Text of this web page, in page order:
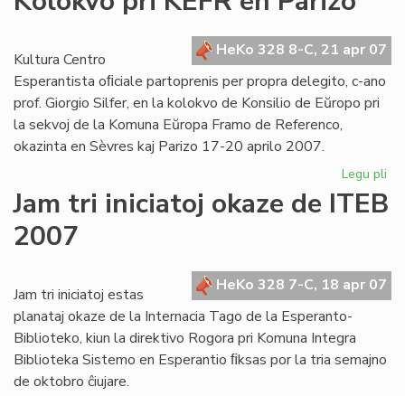
HeKo 328 8-C, 21 apr 07
Kultura Centro
Esperantista oﬁciale partoprenis per propra delegito, c-ano
prof. Giorgio Silfer, en la kolokvo de Konsilio de Eŭropo pri
la sekvoj de la Komuna Eŭropa Framo de Referenco,
okazinta en Sèvres kaj Parizo 17-20 aprilo 2007.
Legu pli
pri
Jam tri iniciatoj okaze de ITEB
2007
HeKo 328 7-C, 18 apr 07
Jam tri iniciatoj estas
planataj okaze de la Internacia Tago de la Esperanto-
Biblioteko, kiun la direktivo Rogora pri Komuna Integra
Biblioteka Sistemo en Esperantio ﬁksas por la tria semajno
de oktobro ĉiujare.